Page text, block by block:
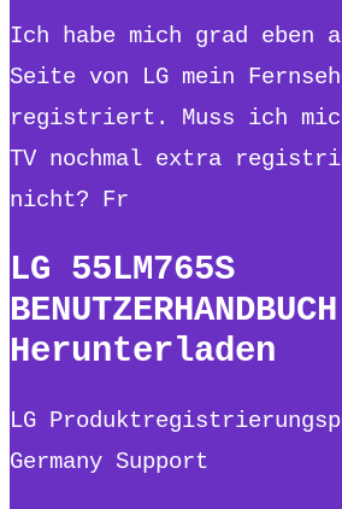
Ich habe mich grad eben
Seite von LG mein
registriert. Muss ich
TV nochmal extra
nicht? Fr
LG 55LM765S
Herunterladen
LG
Germany Support